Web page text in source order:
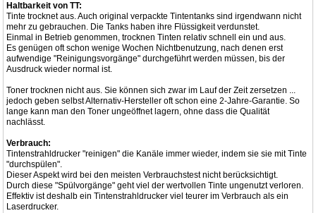
Haltbarkeit von TT:
Tinte trocknet aus. Auch original verpackte Tintentanks sind irgendwann nicht
mehr zu gebrauchen. Die Tanks haben ihre Flüssigkeit verdunstet.
Einmal in Betrieb genommen, trocknen Tinten relativ schnell ein und aus.
Es genügen oft schon wenige Wochen Nichtbenutzung, nach denen erst
aufwendige "Reinigungsvorgänge" durchgeführt werden müssen, bis der
Ausdruck wieder normal ist.
Toner trocknen nicht aus. Sie können sich zwar im Lauf der Zeit zersetzen ...
jedoch geben selbst Alternativ-Hersteller oft schon eine 2-Jahre-Garantie. So
lange kann man den Toner ungeöffnet lagern, ohne dass die Qualität
nachlässt.
Verbrauch:
Tintenstrahldrucker "reinigen" die Kanäle immer wieder, indem sie sie mit Tinte
"durchspülen".
Dieser Aspekt wird bei den meisten Verbrauchstest nicht berücksichtigt.
Durch diese "Spülvorgänge" geht viel der wertvollen Tinte ungenutzt verloren.
Effektiv ist deshalb ein Tintenstrahldrucker viel teurer im Verbrauch als ein
Laserdrucker.